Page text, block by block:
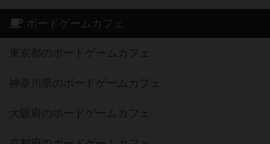
ボードゲームカフェ
東京都のボードゲームカフェ
神奈川県のボードゲームカフェ
大阪府のボードゲームカフェ